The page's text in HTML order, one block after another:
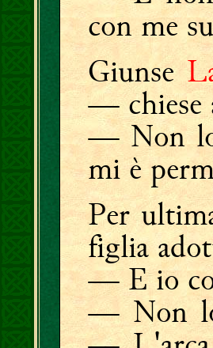
con me
Giunse
—
— Non
mi è
Per
figlia
— E io
— Non